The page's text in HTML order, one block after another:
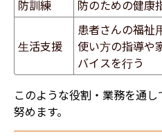
防訓練 防のための健康
生活支援
患者さんの福祉
使い方の指導や
バイスを行う
このような役割・業務を通
努めます。